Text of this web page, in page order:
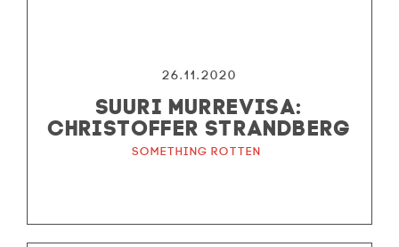
26.11.2020
SUURI MURREVISA:
CHRISTOFFER STRANDBERG
Something Rotten